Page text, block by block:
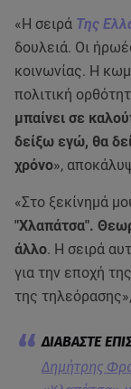
«Η σειρά Της
δουλειά. Οι
κοινωνίας. Η
πολιτική
μπαίνει σε
δείξω εγώ, θα
χρόνο»,
«Στο ξεκίνημά
"Χλαπάτσα".
άλλο. Η σειρά
για την εποχή
της
Δημήτρης